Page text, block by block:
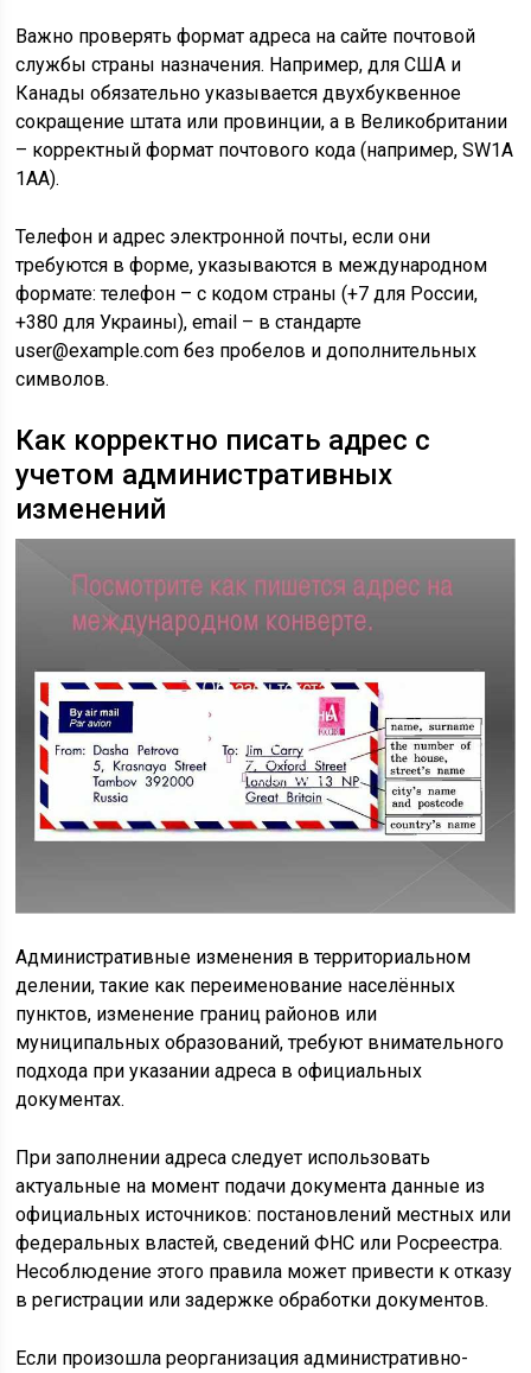
Важно проверять формат адреса на сайте почтовой
службы страны назначения. Например, для США и
Канады обязательно указывается двухбуквенное
сокращение штата или провинции, а в Великобритании
– корректный формат почтового кода (например, SW1A
1AA).
Телефон и адрес электронной почты, если они
требуются в форме, указываются в международном
формате: телефон – с кодом страны (+7 для России,
+380 для Украины), email – в стандарте
user@example.com без пробелов и дополнительных
символов.
Как корректно писать адрес с
учетом административных
изменений
Административные изменения в территориальном
делении, такие как переименование населённых
пунктов, изменение границ районов или
муниципальных образований, требуют внимательного
подхода при указании адреса в официальных
документах.
При заполнении адреса следует использовать
актуальные на момент подачи документа данные из
официальных источников: постановлений местных или
федеральных властей, сведений ФНС или Росреестра.
Несоблюдение этого правила может привести к отказу
в регистрации или задержке обработки документов.
Если произошла реорганизация административно-